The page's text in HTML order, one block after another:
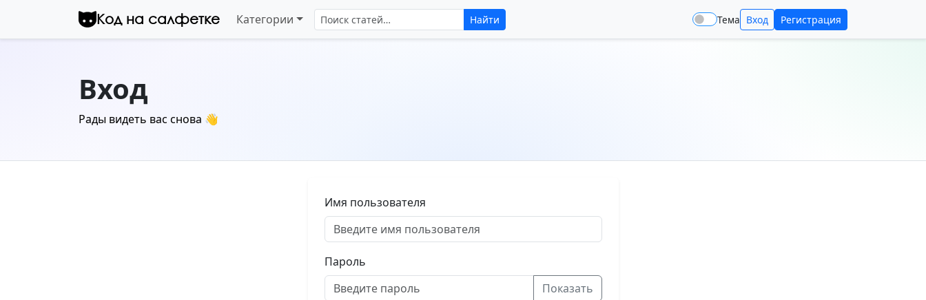
Перейти к контенту
Код на салфетке Категории Поиск по сайту Найти Тема Вход Регистрация
Вход
Рады видеть вас снова 👋
Имя пользователя
Пароль
Показать